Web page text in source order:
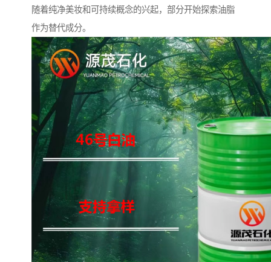
随着纯净美妆和可持续概念的兴起，部分开始探索油脂
作为替代成分。